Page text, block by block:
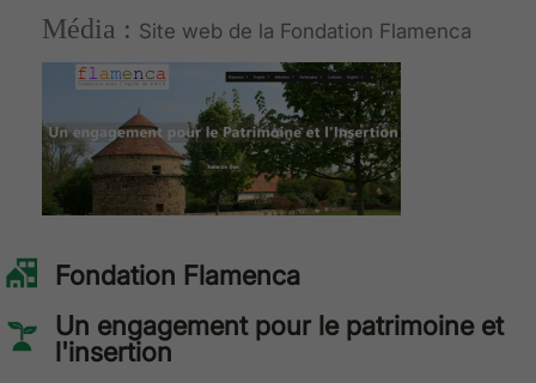
Média : Site web de la Fondation Flamenca
Fondation Flamenca
Un engagement pour le patrimoine et
l'insertion